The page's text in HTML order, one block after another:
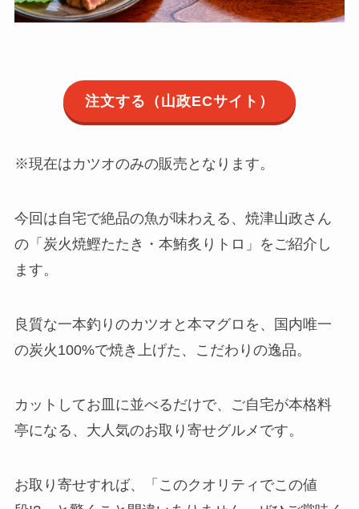
注文する（山政ECサイト）
※現在はカツオのみの販売となります。
今回は自宅で絶品の魚が味わえる、焼津山政さん
の「炭火焼鰹たたき・本鮪炙りトロ」をご紹介し
ます。
良質な一本釣りのカツオと本マグロを、国内唯一
の炭火100%で焼き上げた、こだわりの逸品。
カットしてお皿に並べるだけで、ご自宅が本格料
亭になる、大人気のお取り寄せグルメです。
お取り寄せすれば、「このクオリティでこの値